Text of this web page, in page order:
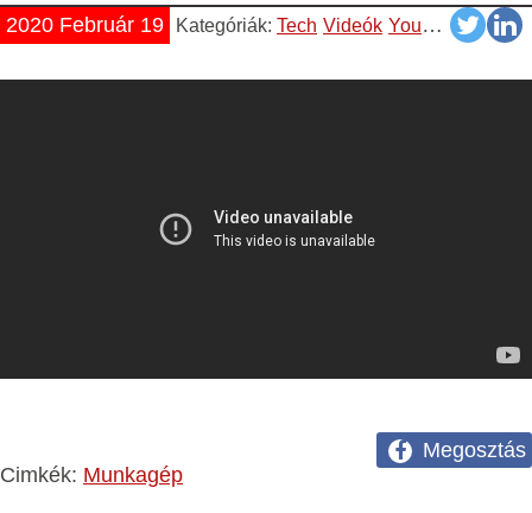
2020 Február 19 Kategóriák: Tech Videók YouTube
Megosztás
Cimkék: Munkagép